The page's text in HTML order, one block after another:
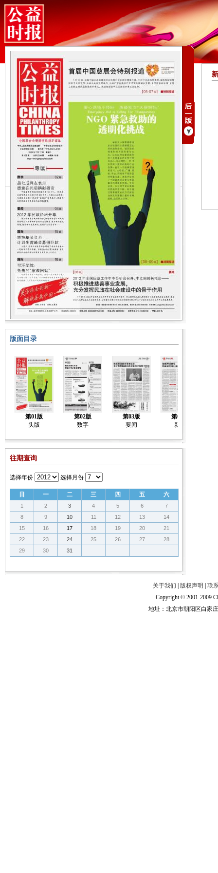
版面目录
第01版
头版
第02版
数字
第03版
要闻
第04版
新闻
往期查询
选择年份 选择月份
日 一 二 三 四 五 六
1 2 3 4 5 6
7
8
9 10 11 12 13
14
15
16 17 18 19 20
21
22
23 24 25 26 27
28
29
30 31
关于我们 版权声明
联
Copyright © 2001-2009
地址：北京市朝阳区白家